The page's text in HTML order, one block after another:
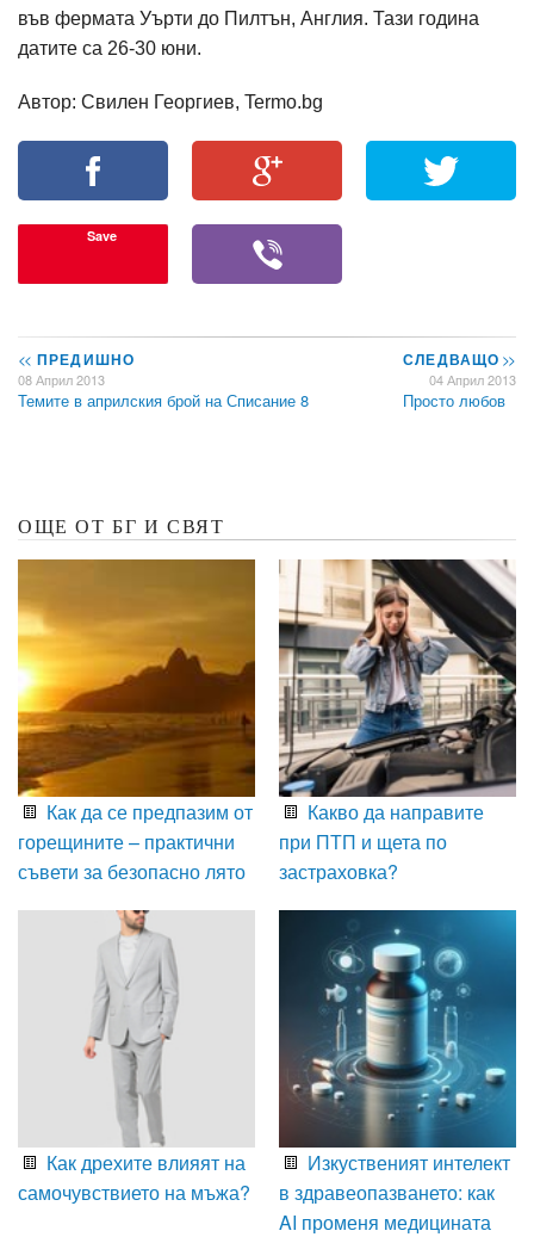
във фермата Уърти до Пилтън, Англия. Тази година
датите са 26-30 юни.
Автор: Свилен Георгиев, Termo.bg
Save
<< ПРЕДИШНО
08 Април 2013
Темите в априлския брой на Списание 8
СЛЕДВАЩО>>
04 Април 2013
Просто любов
ОЩЕ ОТ БГ И СВЯТ
Как да се предпазим от
горещините – практични
съвети за безопасно лято
Какво да направите
при ПТП и щета по
застраховка?
Как дрехите влияят на
самочувствието на мъжа?
Изкуственият интелект
в здравеопазването: как
AI променя медицината